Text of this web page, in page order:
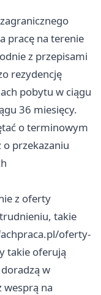
pracę na terenie
z przepisami
rezydencję
pobytu w ciągu
36 miesięcy.
o terminowym
o przekazaniu
z oferty
takie
oferty-
takie oferują
w
wesprą na